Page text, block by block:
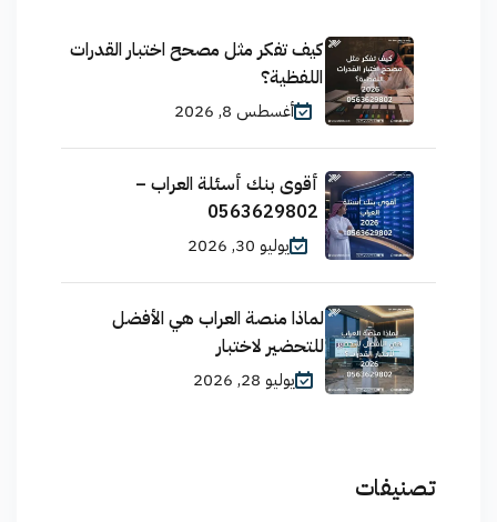
كيف تفكر مثل مصحح اختبار القدرات
اللفظية؟
أغسطس 8, 2026
أقوى بنك أسئلة العراب –
0563629802
يوليو 30, 2026
لماذا منصة العراب هي الأفضل
للتحضير لاختبار
يوليو 28, 2026
تصنيفات